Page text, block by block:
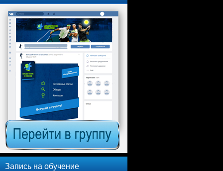
Запись на обучение